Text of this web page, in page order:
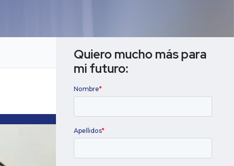
Titulación universitariaQuiero mucho más para
mi futuro: